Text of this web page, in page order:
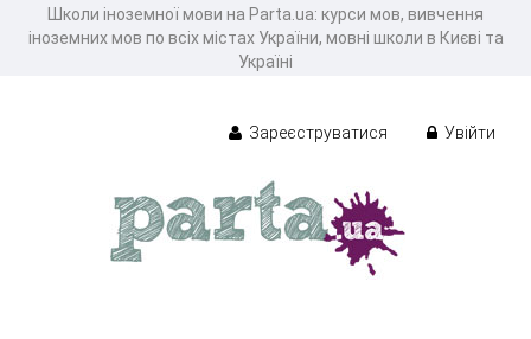
Школи іноземної мови на Parta.ua: курси мов, вивчення
іноземних мов по всіх містах України, мовні школи в Києві та
Україні
Зареєструватися Увійти